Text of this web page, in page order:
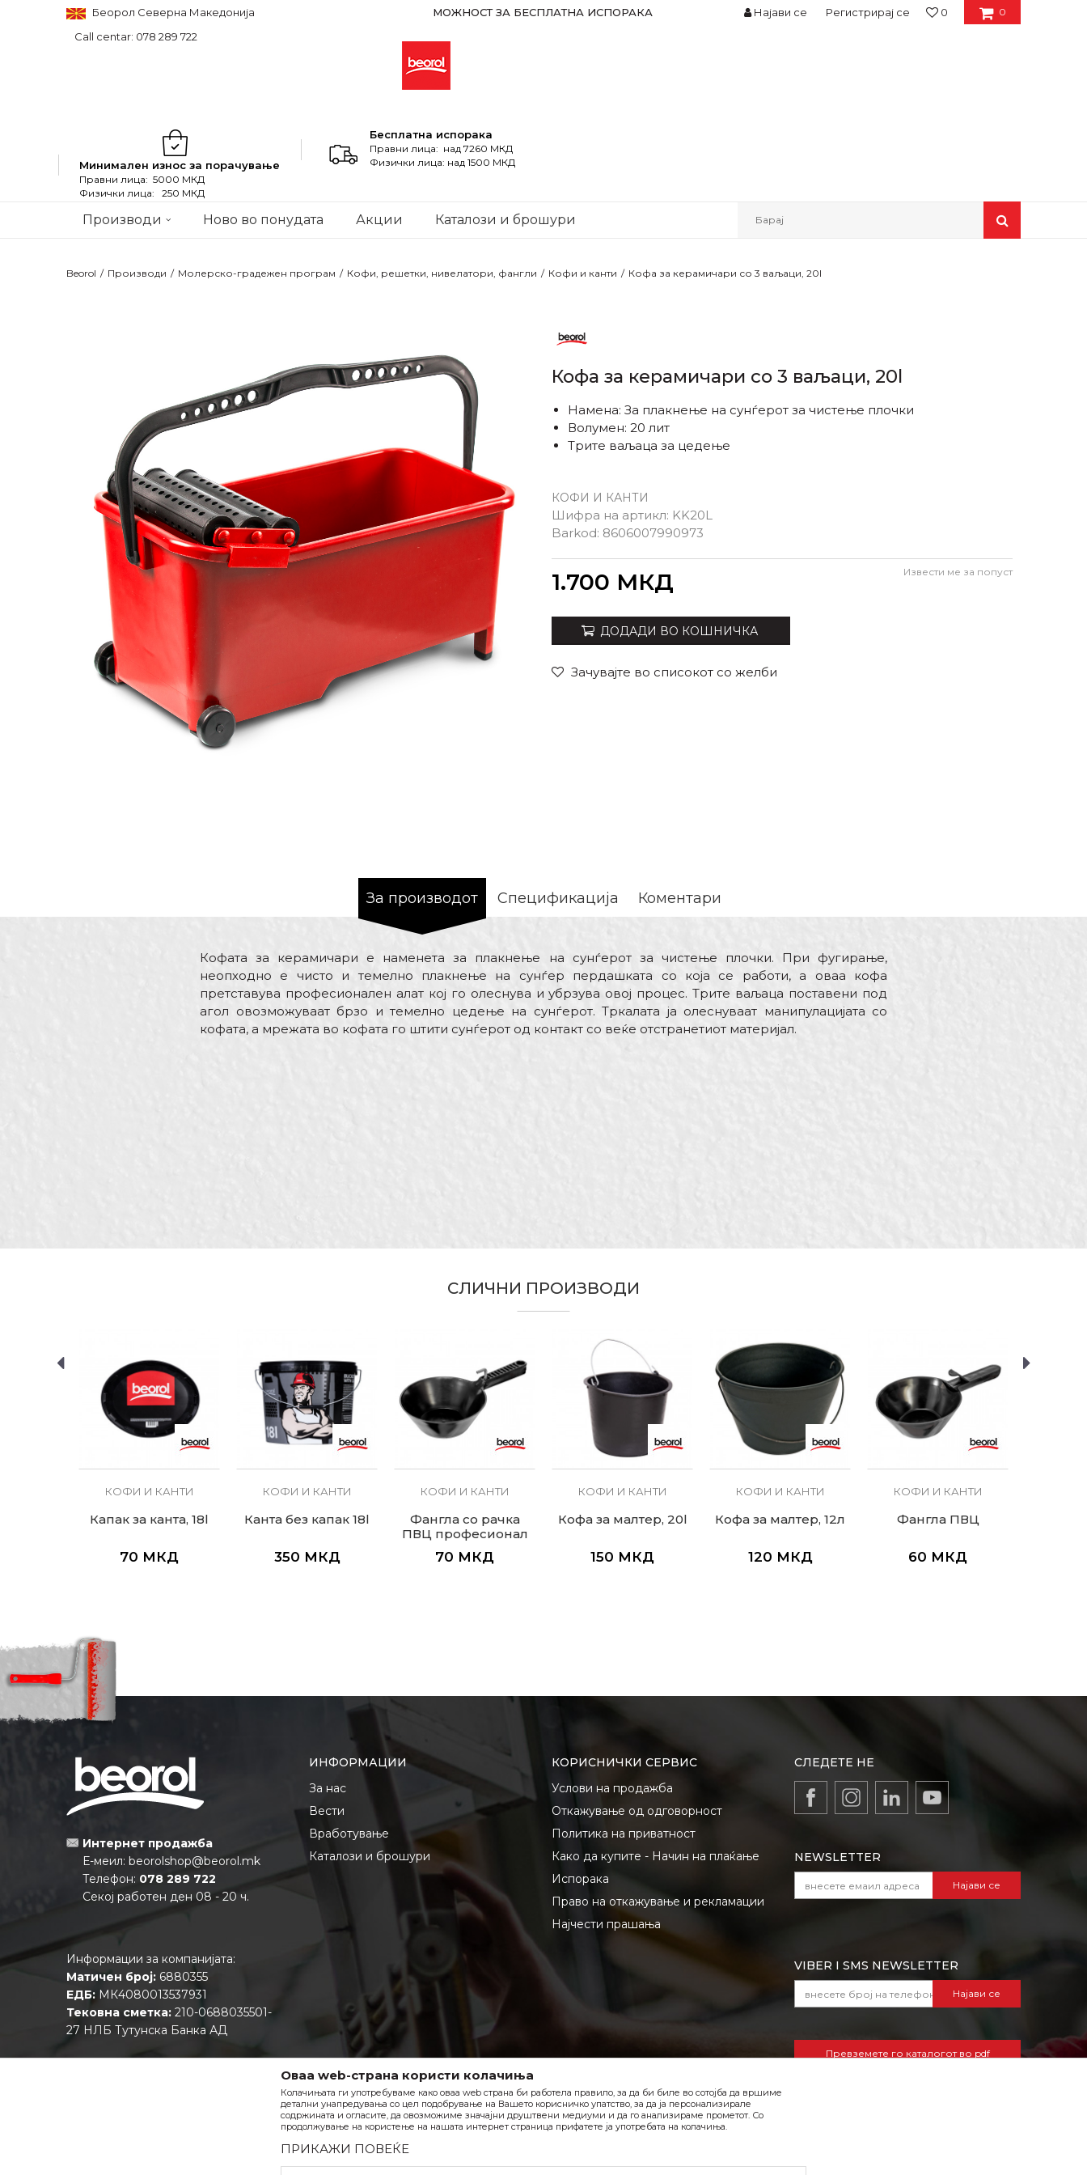
Беорол Северна Македонија
Call centar: 078 289 722
МОЖНОСТ ЗА БЕСПЛАТНА ИСПОРАКА 0
0
Најави се Регистрирај се
Минимален износ за порачување
Правни лица: 5000 МКД
Физички лица: 250 МКД
Бесплатна испорака
Правни лица: над 7260 МКД
Физички лица: над 1500 МКД
Производи Ново во понудата Акции Каталози и брошури Барај
Beorol Производи Молерско-градежен програм Кофи, решетки, нивелатори, фангли Кофи и канти Кофа за керамичари со 3 ваљаци, 20l
Кофа за керамичари со 3 ваљаци, 20l
КОФИ И КАНТИ
Шифра на артикл: KK20L
Barkod: 8606007990973
Намена: За плакнење на сунѓерот за чистење плочки
Волумен: 20 лит
Трите ваљаца за цедење
1.700 МКД Извести ме за попуст
ДОДАДИ ВО КОШНИЧКА
Зачувајте во списокот со желби
За производот Спецификација Коментари
Кофата за керамичари е наменета за плакнење на сунѓерот за чистење плочки. При фугирање,
неопходно е чисто и темелно плакнење на сунѓер пердашката со која се работи, а оваа кофа
претставува професионален алат кој го олеснува и убрзува овој процес. Трите ваљаца поставени под
агол овозможуваат брзо и темелно цедење на сунѓерот. Тркалата ја олеснуваат манипулацијата со
кофата, а мрежата во кофата го штити сунѓерот од контакт со веќе отстранетиот материјал.
СЛИЧНИ ПРОИЗВОДИ
КОФИ И КАНТИ
Капак за канта, 18l
70 МКД
КОФИ И КАНТИ
Канта без капак 18l
350 МКД
КОФИ И КАНТИ
Фангла со рачка
ПВЦ професионал
70 МКД
КОФИ И КАНТИ
Кофа за малтер, 20l
150 МКД
КОФИ И КАНТИ
Кофа за малтер, 12л
120 МКД
КОФИ И КАНТИ
Фангла ПВЦ
60 МКД
Интернет продажба
Е-меил: beorolshop@beorol.mk
Телефон: 078 289 722
Секој работен ден 08 - 20 ч.
Информации за компанијата:
Матичен број: 6880355
ЕДБ: МК4080013537931
Тековна сметка: 210-0688035501-
27 НЛБ Тутунска Банка АД
ИНФОРМАЦИИ
За нас
Вести
Вработување
Каталози и брошури
КОРИСНИЧКИ СЕРВИС
Услови на продажба
Откажување од одговорност
Политика на приватност
Како да купите - Начин на плаќање
Испорака
Право на откажување и рекламации
Најчести прашања
СЛЕДЕТЕ НЕ
NEWSLETTER
Најави се
VIBER I SMS NEWSLETTER
Најави се
Превземете го каталогот во pdf
Оваа web-страна користи колачиња
Колачињата ги употребуваме како оваа web страна би работела правило, за да би биле во сотојба да вршиме
детални унапредувања со цел подобрување на Вашето корисничко упатство, за да ја персонализирале
содржината и огласите, да овозможиме значајни друштвени медиуми и да го анализираме прометот. Со
продолжување на користење на нашата интернет страница прифатете ја употребата на колачиња.
ПРИКАЖИ ПОВЕЌЕ